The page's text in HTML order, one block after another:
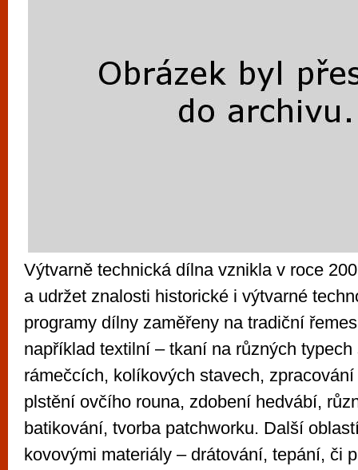
Výtvarně technická dílna vznikla v roce
a udržet znalosti historické i výtvarné
programy dílny zaměřeny na tradiční
například textilní – tkaní na různých
rámečcích, kolíkových stavech,
plstění ovčího rouna, zdobení hedvábí,
batikování, tvorba patchworku. Další
kovovými materiály – drátování, tepání, či